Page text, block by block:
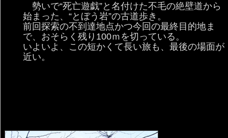
勢いで“死亡遊戯”と名付けた不毛の絶壁道から
始まった、“とぼう岩”の古道歩き。
前回探索の不到達地点かつ今回の最終目的地ま
で、おそらく残り100ｍを切っている。
いよいよ、この短かくて長い旅も、最後の場面が
近い。